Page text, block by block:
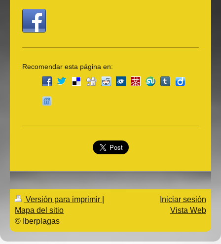
Recomendar esta página en:
Versión para imprimir
Mapa del sitio
© Iberplagas
Iniciar sesión
Vista Web